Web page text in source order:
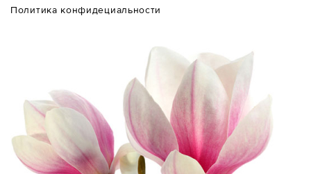
Политика конфидециальности